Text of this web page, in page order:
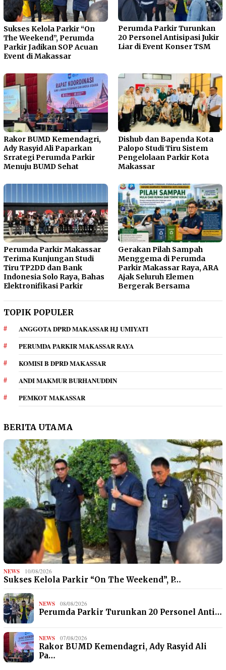
Sukses Kelola Parkir “On
The Weekend”, Perumda
Parkir Jadikan SOP Acuan
Event di Makassar
Perumda Parkir Turunkan
20 Personel Antisipasi Jukir
Liar di Event Konser TSM
Rakor BUMD Kemendagri,
Ady Rasyid Ali Paparkan
Srrategi Perumda Parkir
Menuju BUMD Sehat
Dishub dan Bapenda Kota
Palopo Studi Tiru Sistem
Pengelolaan Parkir Kota
Makassar
Perumda Parkir Makassar
Terima Kunjungan Studi
Tiru TP2DD dan Bank
Indonesia Solo Raya, Bahas
Elektronifikasi Parkir
Gerakan Pilah Sampah
Menggema di Perumda
Parkir Makassar Raya, ARA
Ajak Seluruh Elemen
Bergerak Bersama
TOPIK POPULER
ANGGOTA DPRD MAKASSAR HJ UMIYATI
PERUMDA PARKIR MAKASSAR RAYA
KOMISI B DPRD MAKASSAR
ANDI MAKMUR BURHANUDDIN
PEMKOT MAKASSAR
BERITA UTAMA
NEWS 10/08/2026
Sukses Kelola Parkir “On The Weekend”, P…
NEWS 08/08/2026
Perumda Parkir Turunkan 20 Personel Anti…
NEWS 07/08/2026
Rakor BUMD Kemendagri, Ady Rasyid Ali
Pa…